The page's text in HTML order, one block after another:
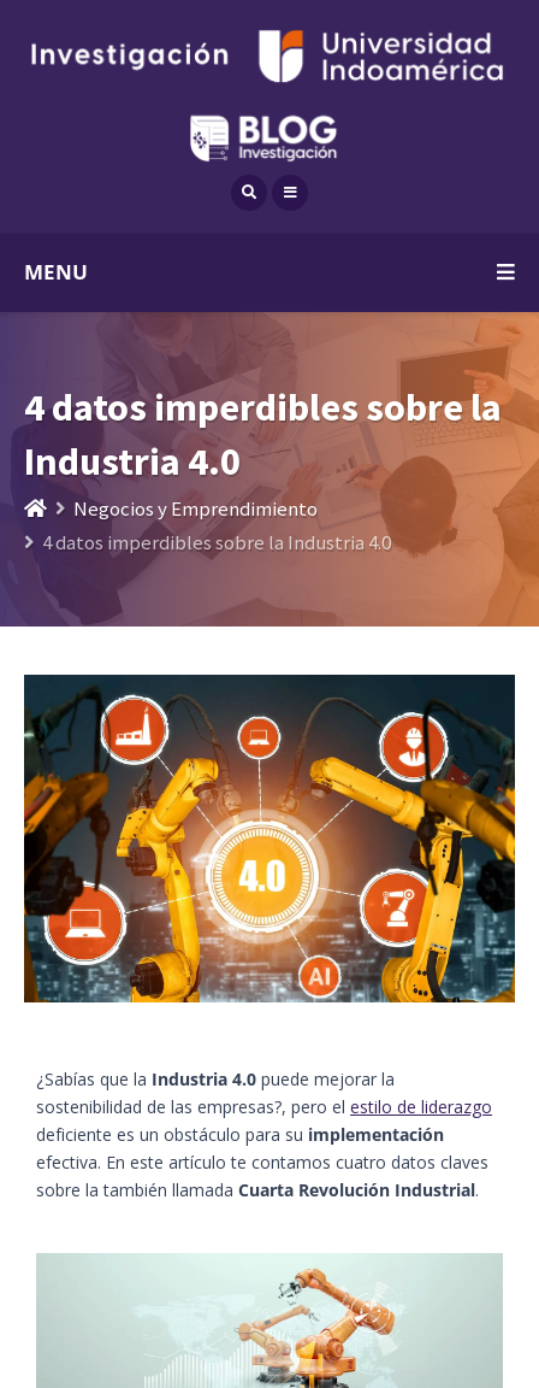
MENU
4 datos imperdibles sobre la
Industria 4.0
Negocios y Emprendimiento
4 datos imperdibles sobre la Industria 4.0
¿Sabías que la Industria 4.0 puede mejorar la
sostenibilidad de las empresas?, pero el estilo de liderazgo
deficiente es un obstáculo para su implementación
efectiva. En este artículo te contamos cuatro datos claves
sobre la también llamada Cuarta Revolución Industrial.